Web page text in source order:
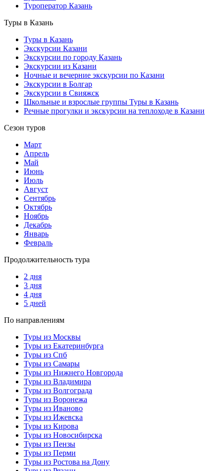
Туроператор Казань
Туры в Казань
Туры в Казань
Экскурсии Казани
Экскурсии по городу Казань
Экскурсии из Казани
Ночные и вечерние экскурсии по Казани
Экскурсии в Болгар
Экскурсии в Свияжск
Школьные и взрослые группы Туры в Казань
Речные прогулки и экскурсии на теплоходе в Казани
Сезон туров
Март
Апрель
Май
Июнь
Июль
Август
Сентябрь
Октябрь
Ноябрь
Декабрь
Январь
Февраль
Продолжительность тура
2 дня
3 дня
4 дня
5 дней
По направлениям
Туры из Москвы
Туры из Екатеринбурга
Туры из Спб
Туры из Самары
Туры из Нижнего Новгорода
Туры из Владимира
Туры из Волгограда
Туры из Воронежа
Туры из Иваново
Туры из Ижевска
Туры из Кирова
Туры из Новосибирска
Туры из Пензы
Туры из Перми
Туры из Ростова на Дону